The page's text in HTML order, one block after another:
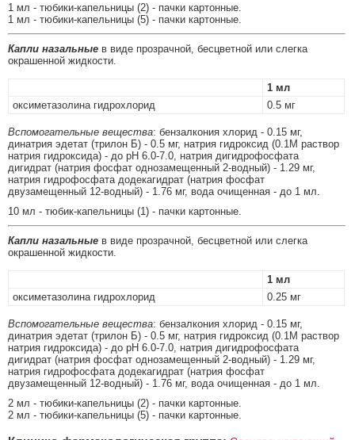
1 мл - тюбики-капельницы (2) - пачки картонные.
1 мл - тюбики-капельницы (5) - пачки картонные.
Капли назальные в виде прозрачной, бесцветной или слегка
окрашенной жидкости.
1 мл
оксиметазолина гидрохлорид
0.5 мг
Вспомогательные вещества: бензалкония хлорид - 0.15 мг,
динатрия эдетат (трилон Б) - 0.5 мг, натрия гидроксид (0.1М раствор
натрия гидроксида) - до pH 6.0-7.0, натрия дигидрофосфата
дигидрат (натрия фосфат однозамещенный 2-водный) - 1.29 мг,
натрия гидрофосфата додекагидрат (натрия фосфат
двузамещенный 12-водный) - 1.76 мг, вода очищенная - до 1 мл.
10 мл - тюбик-капельницы (1) - пачки картонные.
Капли назальные в виде прозрачной, бесцветной или слегка
окрашенной жидкости.
1 мл
оксиметазолина гидрохлорид
0.25 мг
Вспомогательные вещества: бензалкония хлорид - 0.15 мг,
динатрия эдетат (трилон Б) - 0.5 мг, натрия гидроксид (0.1М раствор
натрия гидроксида) - до pH 6.0-7.0, натрия дигидрофосфата
дигидрат (натрия фосфат однозамещенный 2-водный) - 1.29 мг,
натрия гидрофосфата додекагидрат (натрия фосфат
двузамещенный 12-водный) - 1.76 мг, вода очищенная - до 1 мл.
2 мл - тюбики-капельницы (2) - пачки картонные.
2 мл - тюбики-капельницы (5) - пачки картонные.